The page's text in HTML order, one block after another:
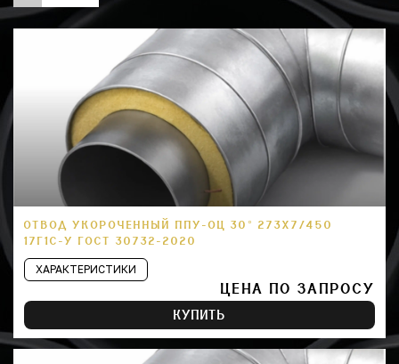
ОТВОД УКОРОЧЕННЫЙ ППУ-ОЦ 30° 273Х7/450
17Г1С-У ГОСТ 30732-2020
ХАРАКТЕРИСТИКИ
ЦЕНА ПО ЗАПРОСУ
КУПИТЬ